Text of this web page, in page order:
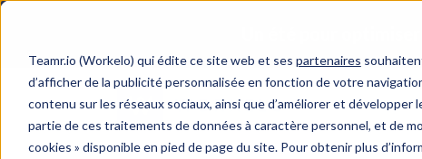
Teamr.io (Workelo) qui édite ce site web et ses partenaires
d’afficher de la publicité personnalisée en fonction de votre
contenu sur les réseaux sociaux, ainsi que d’améliorer et
partie de ces traitements de données à caractère personnel, et de
cookies » disponible en pied de page du site. Pour obtenir plus